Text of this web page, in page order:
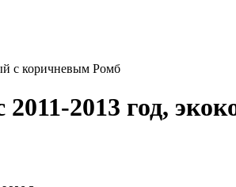
с коричневым Ромб
2013 год,